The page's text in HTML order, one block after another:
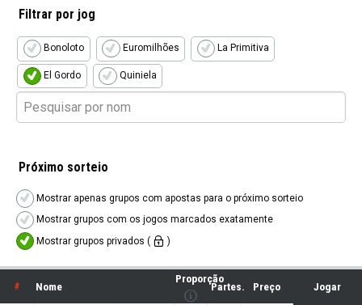
Filtrar por jog
Bonoloto Euromilhões La Primitiva
El Gordo Quiniela
Próximo sorteio
Mostrar apenas grupos com apostas para o próximo sorteio
Mostrar grupos com os jogos marcados exatamente
Mostrar grupos privados (
)
# Nome
Proporção
Partes. Preço Jogar